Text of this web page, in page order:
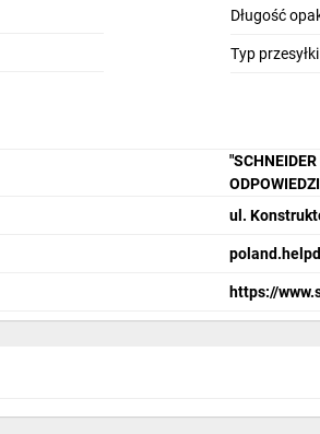
Długość
Typ
ul.
https://